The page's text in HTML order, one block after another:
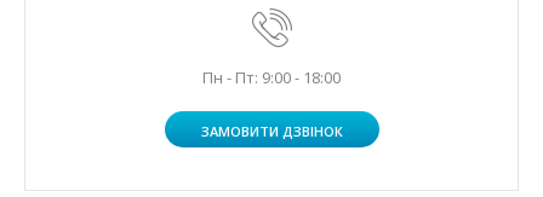
Пн - Пт: 9:00 - 18:00
ЗАМОВИТИ ДЗВІНОК